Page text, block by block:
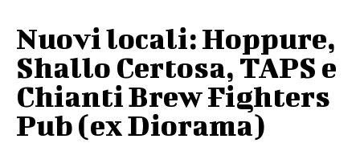
Nuovi locali: Hoppure,
Shallo Certosa, TAPS e
Chianti Brew Fighters
Pub (ex Diorama)